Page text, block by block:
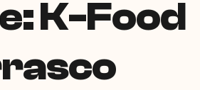
K-Food